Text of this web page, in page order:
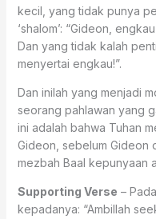
kecil, yang tidak punya
‘shalom’: “Gideon,
Dan yang tidak kalah
menyertai engkau!”.
Dan inilah yang menjadi
seorang pahlawan yang
ini adalah bahwa Tuhan
Gideon, sebelum Gideon
mezbah Baal kepunyaan
Supporting Verse –
kepadanya: “Ambillah